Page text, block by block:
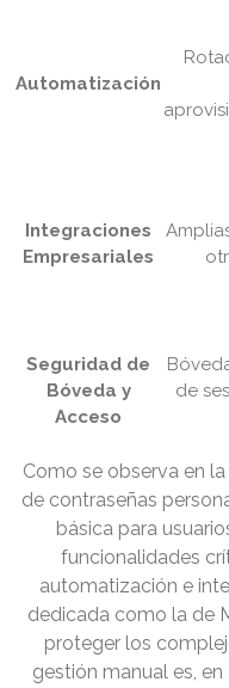
Automatización
Integraciones
Empresariales
Seguridad de
Bóveda y
Acceso
de
Como se observa en
de contraseñas
básica para
funcionalidades
automatización e
dedicada como la de
proteger los
gestión manual es,